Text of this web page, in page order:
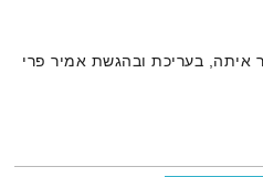
איתה, בעריכת ובהגשת אמיר פרי